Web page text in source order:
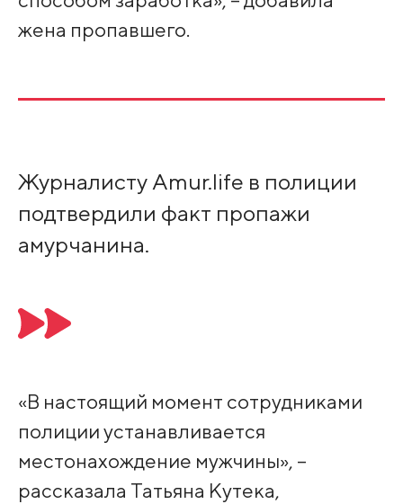
жена пропавшего.
Журналисту Amur.life в полиции
подтвердили факт пропажи
амурчанина.
«В настоящий момент сотрудниками
полиции устанавливается
местонахождение мужчины», –
рассказала Татьяна Кутека,